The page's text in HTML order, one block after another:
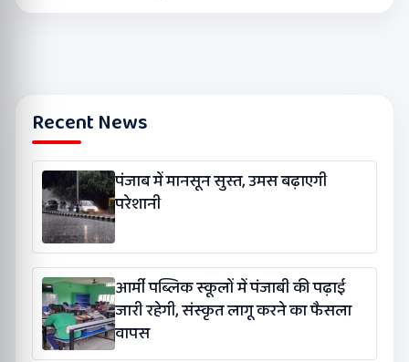
Recent News
पंजाब में मानसून सुस्त, उमस बढ़ाएगी
परेशानी
आर्मी पब्लिक स्कूलों में पंजाबी की पढ़ाई
जारी रहेगी, संस्कृत लागू करने का फैसला
वापस